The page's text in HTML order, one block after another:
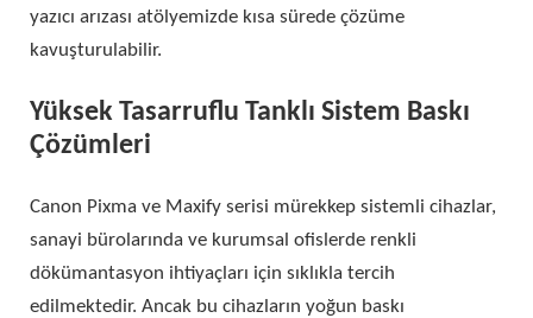
yazıcı arızası atölyemizde kısa sürede çözüme
kavuşturulabilir.
Yüksek Tasarruflu Tanklı Sistem Baskı
Çözümleri
Canon Pixma ve Maxify serisi mürekkep sistemli cihazlar,
sanayi bürolarında ve kurumsal ofislerde renkli
dökümantasyon ihtiyaçları için sıklıkla tercih
edilmektedir. Ancak bu cihazların yoğun baskı